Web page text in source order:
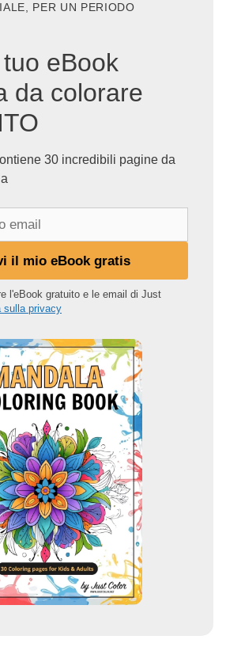
PER UN PERIODO
eBook
da colorare
30 incredibili pagine da
il mio eBook gratis
l'eBook gratuito e le email di Just
sulla privacy